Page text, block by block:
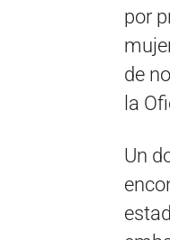
por
de
la
Un